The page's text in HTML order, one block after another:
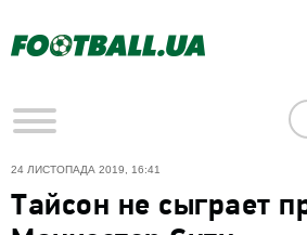
24 ЛИСТОПАДА 2019, 16:41
Тайсон не сыграет